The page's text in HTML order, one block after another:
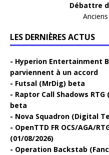
Débattre
LES DERNIÈRES ACTUS
Hyperion Entertainment
parviennent à un accord
Futsal (MrDig) beta
Raptor Call Shadows RTG
beta
Nova Squadron (Digital
OpenTTD FR OCS/AGA/
(01/08/2026)
Operation Backstab